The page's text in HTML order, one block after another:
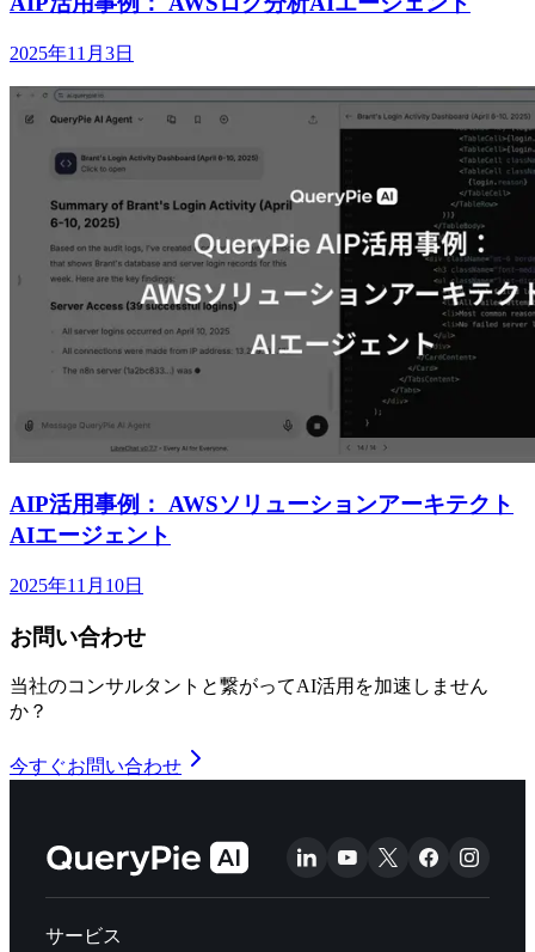
2025年11月3日
AIP活用事例： AWSソリューションアーキテクト
AIエージェント
2025年11月10日
お問い合わせ
当社のコンサルタントと繋がってAI活用を加速しません
か？
今すぐお問い合わせ
サービス